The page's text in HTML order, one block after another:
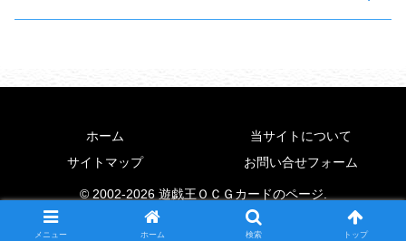
ホーム
当サイトについて
サイトマップ
お問い合せフォーム
© 2002-2026 遊戯王ＯＣＧカードのページ.
メニュー ホーム 検索 トップ